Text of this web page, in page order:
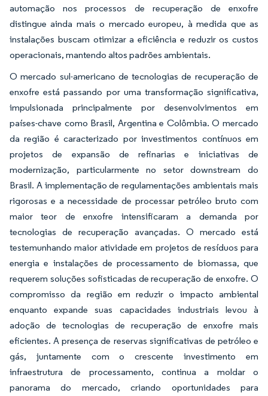
automação nos processos de recuperação de enxofre
distingue ainda mais o mercado europeu, à medida que as
instalações buscam otimizar a eficiência e reduzir os custos
operacionais, mantendo altos padrões ambientais.
O mercado sul-americano de tecnologias de recuperação de
enxofre está passando por uma transformação significativa,
impulsionada principalmente por desenvolvimentos em
países-chave como Brasil, Argentina e Colômbia. O mercado
da região é caracterizado por investimentos contínuos em
projetos de expansão de refinarias e iniciativas de
modernização, particularmente no setor downstream do
Brasil. A implementação de regulamentações ambientais mais
rigorosas e a necessidade de processar petróleo bruto com
maior teor de enxofre intensificaram a demanda por
tecnologias de recuperação avançadas. O mercado está
testemunhando maior atividade em projetos de resíduos para
energia e instalações de processamento de biomassa, que
requerem soluções sofisticadas de recuperação de enxofre. O
compromisso da região em reduzir o impacto ambiental
enquanto expande suas capacidades industriais levou à
adoção de tecnologias de recuperação de enxofre mais
eficientes. A presença de reservas significativas de petróleo e
gás, juntamente com o crescente investimento em
infraestrutura de processamento, continua a moldar o
panorama do mercado, criando oportunidades para